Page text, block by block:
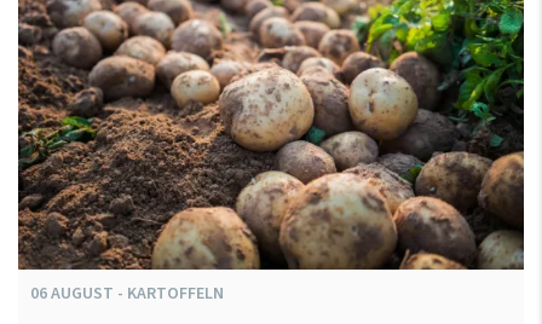
06AUGUST - KARTOFFELN